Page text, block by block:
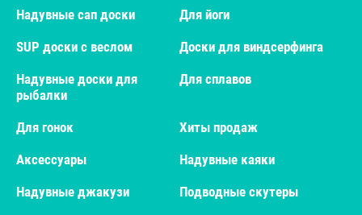
Надувные сап доски
Для йоги
SUP доски с веслом
Доски для виндсерфинга
Надувные доски для
рыбалки
Для сплавов
Для гонок
Хиты продаж
Аксессуары
Надувные каяки
Надувные джакузи
Подводные скутеры